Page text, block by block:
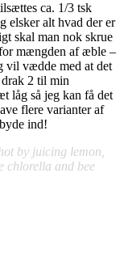
ca. 1/3 tsk
elsker alt hvad der er
skal man nok skrue
mængden af æble –
vil vædde med at det
drak 2 til min
låg så jeg kan få det
flere varianter af
ind!
by juicing lemon,
chlorella and bee